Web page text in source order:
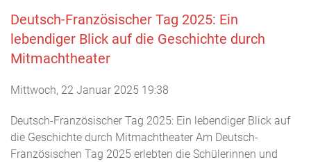
Deutsch-Französischer Tag 2025: Ein
lebendiger Blick auf die Geschichte durch
Mitmachtheater
Mittwoch, 22 Januar 2025 19:38
Deutsch-Französischer Tag 2025: Ein lebendiger Blick auf
die Geschichte durch Mitmachtheater Am Deutsch-
Französischen Tag 2025 erlebten die Schülerinnen und